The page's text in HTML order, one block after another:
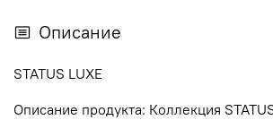
Описание
STATUS LUXE
Описание продукта: Коллекция